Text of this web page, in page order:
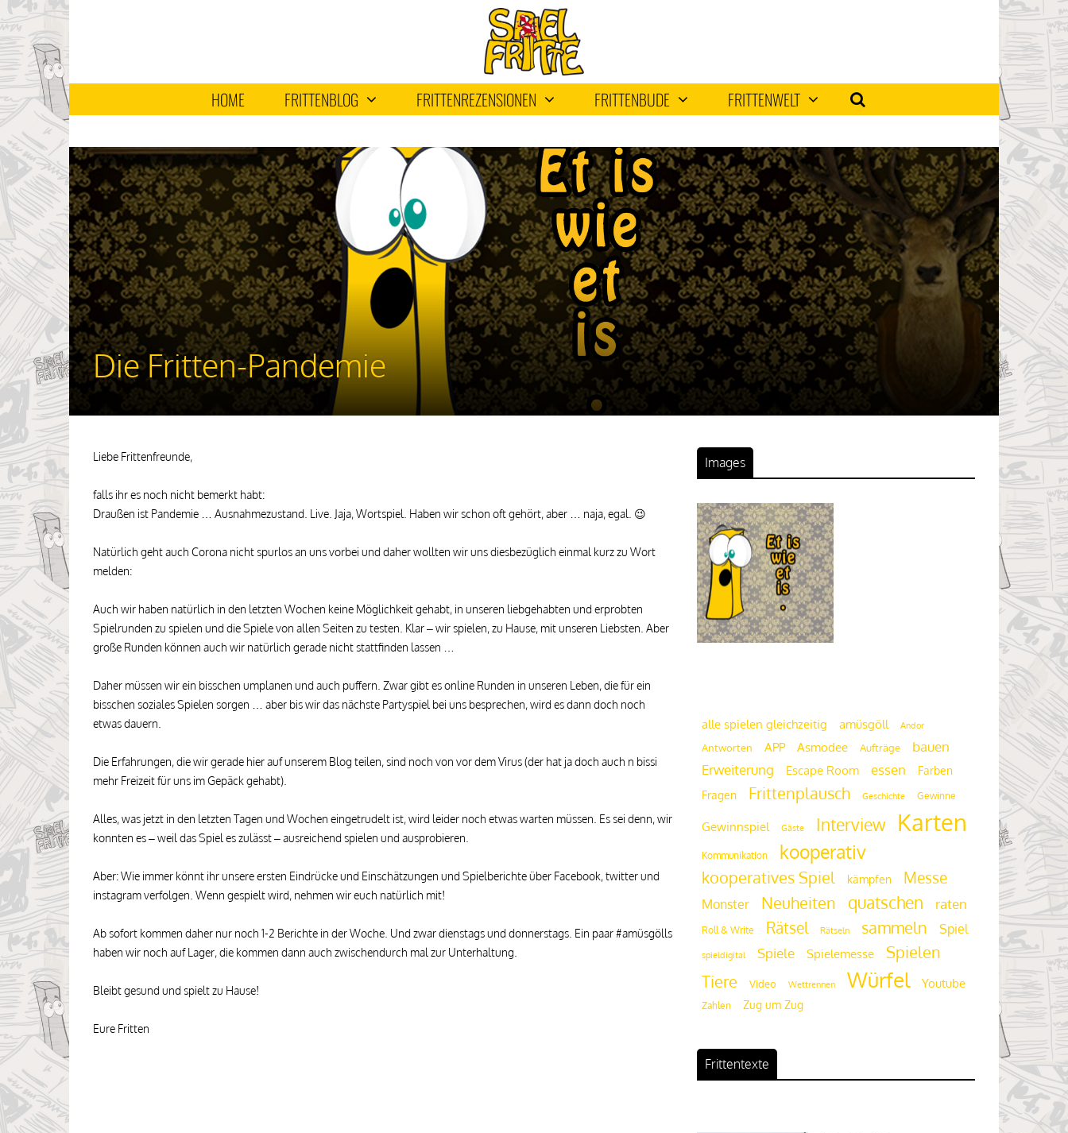
HOME FRITTENBLOG FRITTENREZENSIONEN FRITTENBUDE FRITTENWELT
Die Fritten-Pandemie
Liebe Frittenfreunde,
falls ihr es noch nicht bemerkt habt:
Draußen ist Pandemie … Ausnahmezustand. Live. Jaja, Wortspiel. Haben wir schon oft gehört, aber … naja, egal. 😉
Natürlich geht auch Corona nicht spurlos an uns vorbei und daher wollten wir uns diesbezüglich einmal kurz zu Wort
melden:
Auch wir haben natürlich in den letzten Wochen keine Möglichkeit gehabt, in unseren liebgehabten und erprobten
Spielrunden zu spielen und die Spiele von allen Seiten zu testen. Klar – wir spielen, zu Hause, mit unseren Liebsten. Aber
große Runden können auch wir natürlich gerade nicht stattfinden lassen …
Daher müssen wir ein bisschen umplanen und auch puffern. Zwar gibt es online Runden in unseren Leben, die für ein
bisschen soziales Spielen sorgen … aber bis wir das nächste Partyspiel bei uns besprechen, wird es dann doch noch
etwas dauern.
Die Erfahrungen, die wir gerade hier auf unserem Blog teilen, sind noch von vor dem Virus (der hat ja doch auch n bissi
mehr Freizeit für uns im Gepäck gehabt).
Alles, was jetzt in den letzten Tagen und Wochen eingetrudelt ist, wird leider noch etwas warten müssen. Es sei denn, wir
konnten es – weil das Spiel es zulässt – ausreichend spielen und ausprobieren.
Aber: Wie immer könnt ihr unsere ersten Eindrücke und Einschätzungen und Spielberichte über Facebook, twitter und
instagram verfolgen. Wenn gespielt wird, nehmen wir euch natürlich mit!
Ab sofort kommen daher nur noch 1-2 Berichte in der Woche. Und zwar dienstags und donnerstags. Ein paar #amüsgölls
haben wir noch auf Lager, die kommen dann auch zwischendurch mal zur Unterhaltung.
Bleibt gesund und spielt zu Hause!
Eure Fritten
Images
alle spielen gleichzeitig amüsgöll Andor
Antworten APP Asmodee Aufträge
bauen
Erweiterung
Escape Room essen Farben
Fragen Frittenplausch Geschichte Gewinne
Gewinnspiel Gäste Interview Karten
Kommunikation kooperativ
kooperatives Spiel kämpfen Messe
Monster Neuheiten quatschen raten
Roll & Write Rätsel Rätseln sammeln Spiel
spieldigital Spiele Spielemesse Spielen
Tiere Video Wettrennen Würfel Youtube
Zahlen Zug um Zug
Frittentexte